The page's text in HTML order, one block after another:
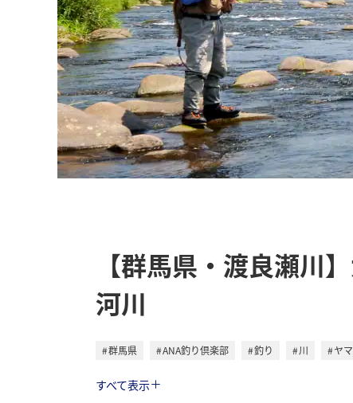
【群馬県・渡良瀬川
河川
群馬県 ANA釣り倶楽部 釣り 川 ヤ
すべて表示